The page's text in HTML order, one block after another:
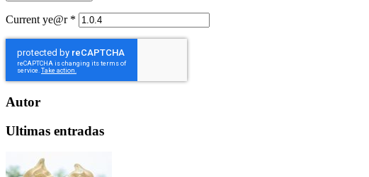
Current ye@r *
Autor
Ultimas entradas